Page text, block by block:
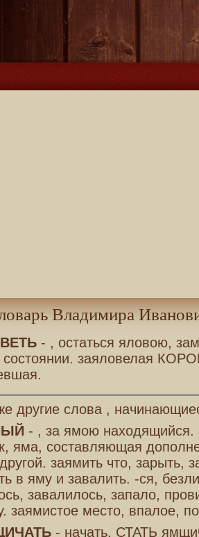
Владимира
- , остаться яловою,
заяловелая
другие слова ,
- , за ямою находящийся.
яма, составляющая
заямить что, зарыть,
в яму и завалить. -ся,
завалилось, запало,
заямистое место, впалое,
- начать, СТАТЬ